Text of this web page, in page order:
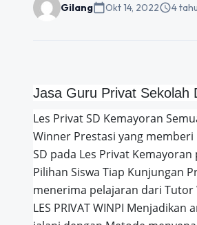
Gilangcalendar_todayOkt 14, 2022schedule4
Jasa Guru Privat Sekolah
Les Privat SD Kemayoran
Winner Prestasi yang
SD pada Les Privat
Pilihan Siswa Tiap Kunjungan
menerima pelajaran dari
LES PRIVAT WINPI